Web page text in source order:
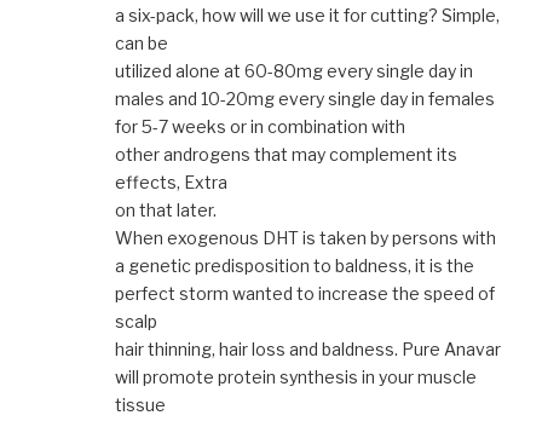
a six-pack, how will we use it for cutting? Simple,
can be
utilized alone at 60-80mg every single day in
males and 10-20mg every single day in females
for 5-7 weeks or in combination with
other androgens that may complement its
effects, Extra
on that later.
When exogenous DHT is taken by persons with
a genetic predisposition to baldness, it is the
perfect storm wanted to increase the speed of
scalp
hair thinning, hair loss and baldness. Pure Anavar
will promote protein synthesis in your muscle
tissue